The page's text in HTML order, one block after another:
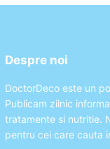
Despre noi
DoctorDeco este un
Publicam zilnic
tratamente si nutritie.
pentru cei care cauta